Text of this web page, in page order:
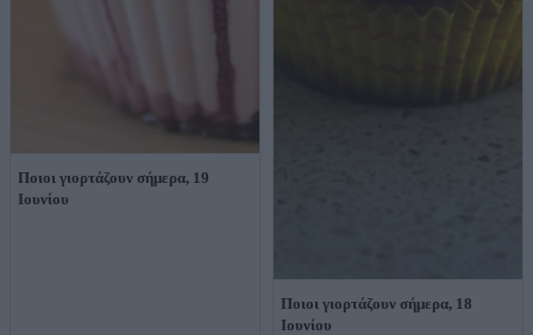
Ποιοι γιορτάζουν σήμερα, 19
Ιουνίου
Ποιοι γιορτάζουν σήμερα, 18
Ιουνίου